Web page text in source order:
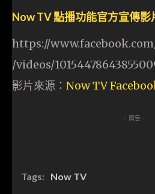
Now TV 點播功能官方宣傳影
https://
/videos/
影片來源： Now TV
- 廣告 -
Tags: Now TV